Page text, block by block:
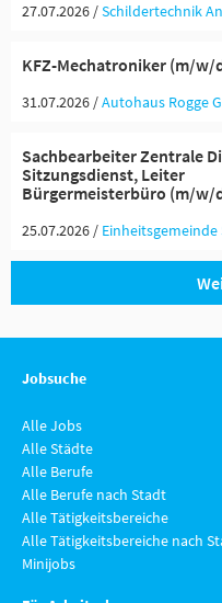
27.07.2026 /Schildertechnik
KFZ-Mechatroniker (m/w/
31.07.2026 /Autohaus Rogge
Sachbearbeiter Zentrale
Sitzungsdienst, Leiter
Bürgermeisterbüro (m/w/
25.07.2026 /
Jobsuche
Alle Jobs
Alle Städte
Alle Berufe
Alle Berufe nach Stadt
Alle Tätigkeitsbereiche
Alle Tätigkeitsbereiche nach
Minijobs